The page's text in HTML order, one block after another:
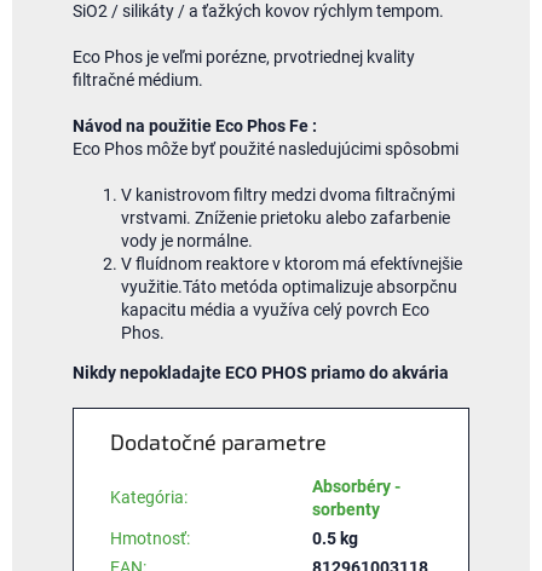
SiO2 / silikáty / a ťažkých kovov rýchlym tempom.
Eco Phos je veľmi porézne, prvotriednej kvality
filtračné médium.
Návod na použitie Eco Phos Fe :
Eco Phos môže byť použité nasledujúcimi spôsobmi
V kanistrovom filtry medzi dvoma filtračnými
vrstvami. Zníženie prietoku alebo zafarbenie
vody je normálne.
V fluídnom reaktore v ktorom má efektívnejšie
využitie.Táto metóda optimalizuje absorpčnu
kapacitu média a využíva celý povrch Eco
Phos.
Nikdy nepokladajte ECO PHOS priamo do akvária
Dodatočné parametre
Kategória:
Absorbéry -
sorbenty
Hmotnosť:
0.5 kg